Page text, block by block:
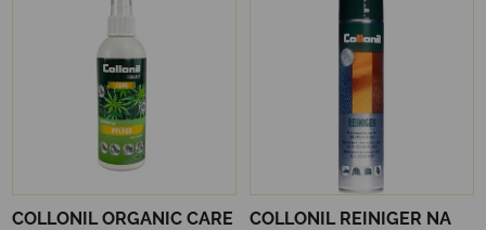
COLLONIL ORGANIC CARE
COLLONIL REINIGER NA